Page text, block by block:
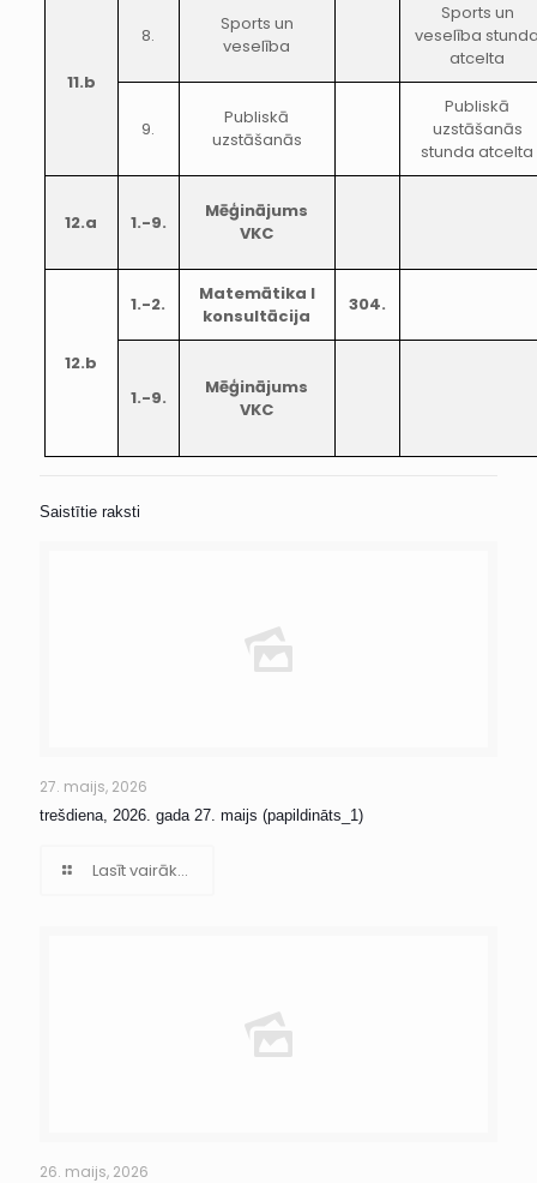
11.b
8.
Sports un
veselība
Sports un
veselība
atcelta
9.
Publiskā
uzstāšanās
Publiskā
uzstāšanās
stunda atcelta
12.a 1.-9.
Mēģinājums
VKC
12.b
1.-2.
Matemātika I
konsultācija
304.
1.-9.
Mēģinājums
VKC
Saistītie raksti
27. maijs, 2026
trešdiena, 2026. gada 27. maijs (papildināts_1)
Lasīt vairāk...
26. maijs, 2026